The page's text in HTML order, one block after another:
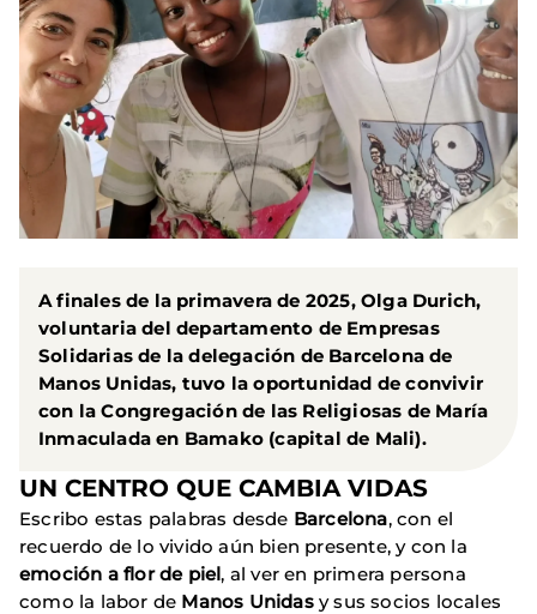
A finales de la primavera de 2025, Olga Durich,
voluntaria del departamento de Empresas
Solidarias de la delegación de Barcelona de
Manos Unidas, tuvo la oportunidad de convivir
con la Congregación de las Religiosas de María
Inmaculada en Bamako (capital de Mali).
UN CENTRO QUE CAMBIA VIDAS
Escribo estas palabras desde Barcelona, con el
recuerdo de lo vivido aún bien presente, y con la
emoción a flor de piel, al ver en primera persona
como la labor de Manos Unidasy sus socios locales